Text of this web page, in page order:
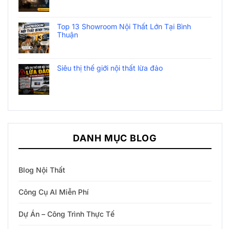
Top 13 Showroom Nội Thất Lớn Tại Bình
Thuận
Siêu thị thế giới nội thất lừa đảo
DANH MỤC BLOG
Blog Nội Thất
Công Cụ AI Miễn Phí
Dự Án – Công Trình Thực Tế